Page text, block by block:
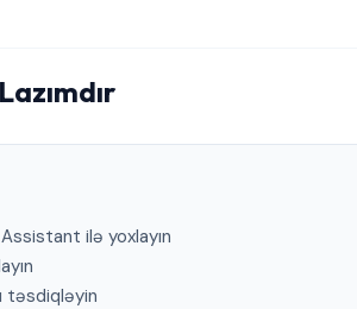
ilə yoxlayın
təsdiqləyin